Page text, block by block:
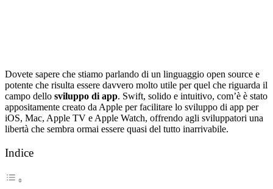
Dovete sapere che stiamo parlando di un linguaggio open source e
potente che risulta essere davvero molto utile per quel che riguarda il
campo dello sviluppo di app. Swift, solido e intuitivo, com’è è stato
appositamente creato da Apple per facilitare lo sviluppo di app per
iOS, Mac, Apple TV e Apple Watch, offrendo agli sviluppatori una
libertà che sembra ormai essere quasi del tutto inarrivabile.
Indice